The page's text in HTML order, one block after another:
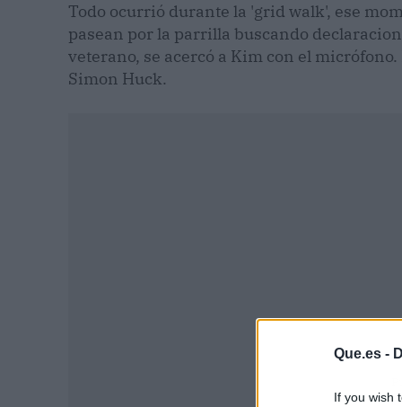
Que.es -
If you wish
Todo ocurrió durante la 'grid walk', ese
pasean por la parrilla buscando
veterano, se acercó a Kim con el
Simon Huck.